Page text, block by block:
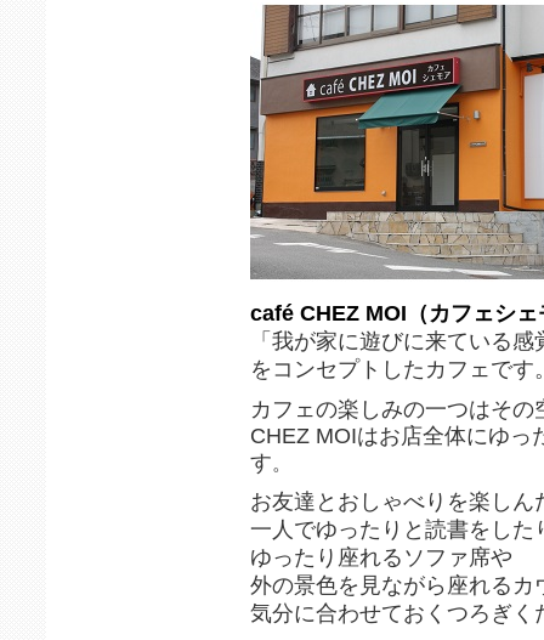
café CHEZ MOI（カフェシェ
「我が家に遊びに来ている
をコンセプトしたカフェです
カフェの楽しみの一つはその
CHEZ MOIはお店全体にゆっ
す。
お友達とおしゃべりを楽しん
一人でゆったりと読書をした
ゆったり座れるソファ席や
外の景色を見ながら座れるカ
気分に合わせておくつろぎく